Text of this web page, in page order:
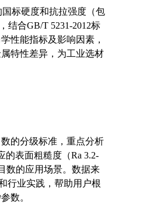
标硬度和抗拉强度（包
结合GB/T 5231-2012标
性能指标及影响因素，
特性差异，为工业选材
的分级标准，重点分析
的表面粗糙度（Ra 3.2-
数的应用场景。数据来
行业实践，帮助用户根
数。